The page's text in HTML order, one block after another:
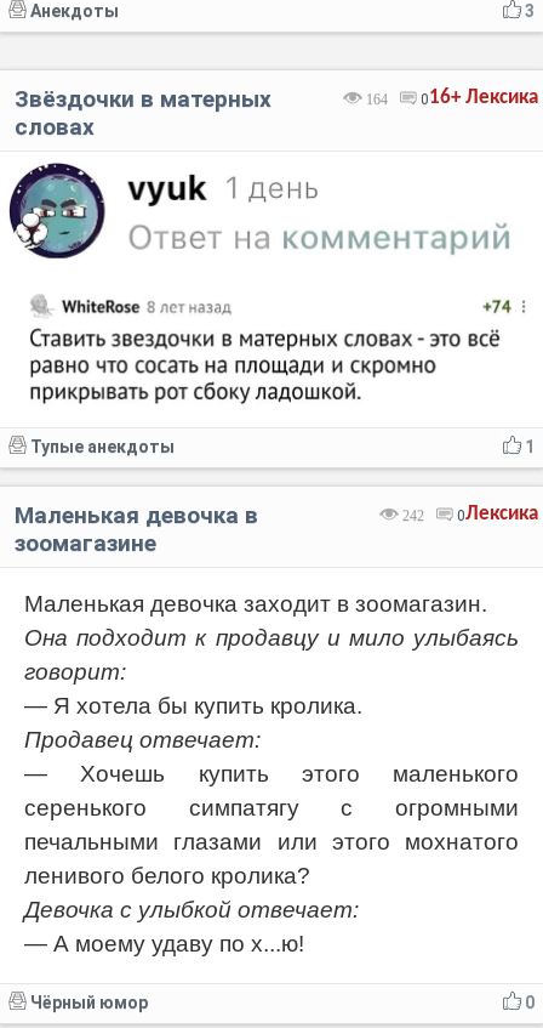
3
Анекдоты
Лексика
16+
164 0
Звёздочки в матерных
словах
1
Тупые анекдоты
Лексика
242 0
Маленькая девочка в
зоомагазине
Маленькая девочка заходит в зоомагазин.
Она подходит к продавцу и мило улыбаясь
говорит:
— Я хотела бы купить кролика.
Продавец отвечает:
— Хочешь купить этого маленького
серенького симпатягу с огромными
печальными глазами или этого мохнатого
ленивого белого кролика?
Девочка с улыбкой отвечает:
— А моему удаву по х...ю!
0
Чёрный юмор